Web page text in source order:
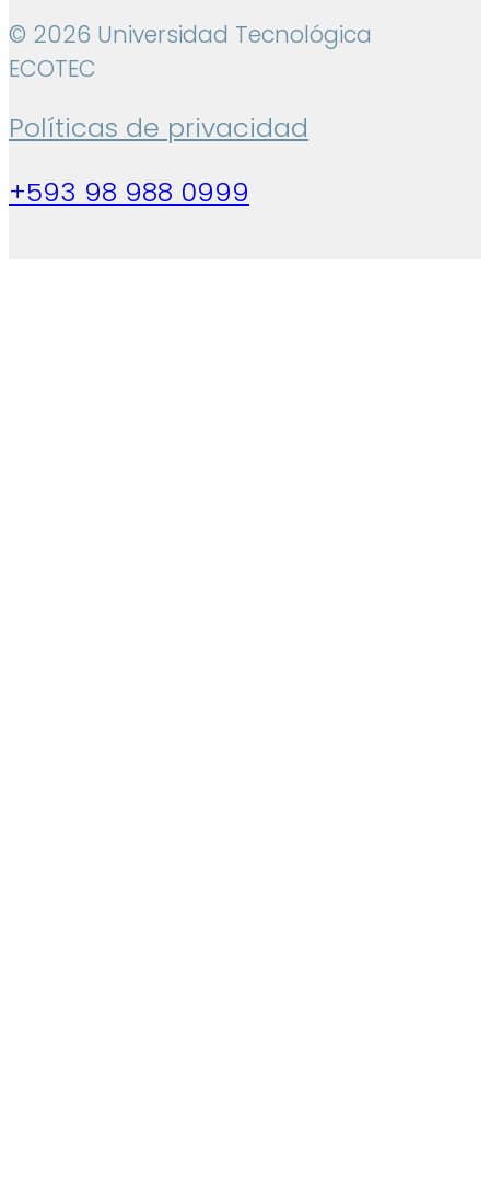
© 2026 Universidad Tecnológica
ECOTEC
Políticas de privacidad
+593 98 988 0999